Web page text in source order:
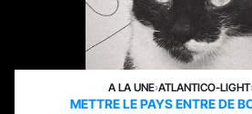
A LA UNE›ATLANTICO-LIGHT
METTRE LE PAYS ENTRE DE